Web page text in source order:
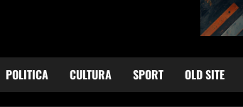
POLITICA CULTURA SPORT OLD SITE